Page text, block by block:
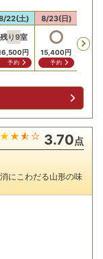
22(土)
残り9室
円
予約
8/23(日)
15,400円
予約
3.70点
にこわだる山形の味